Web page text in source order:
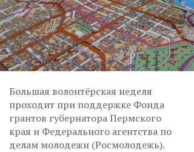
Большая волонтёрская неделя
проходит при поддержке Фонда
грантов губернатора Пермского
края и Федерального агентства по
делам молодежи (Росмолодежь).